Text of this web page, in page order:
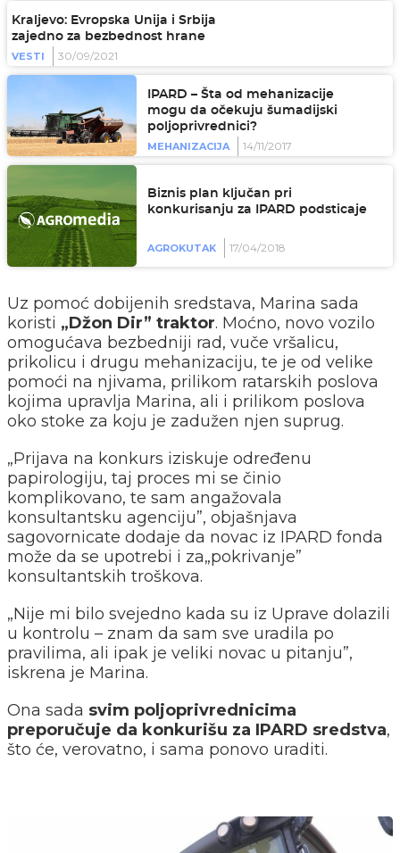
Kraljevo: Evropska Unija i Srbija
zajedno za bezbednost hrane
VESTI
30/09/2021
IPARD – Šta od mehanizacije
mogu da očekuju šumadijski
poljoprivrednici?
MEHANIZACIJA
14/11/2017
Biznis plan ključan pri
konkurisanju za IPARD podsticaje
AGROKUTAK 17/04/2018
Uz pomoć dobijenih sredstava, Marina sada
koristi „Džon Dir” traktor. Moćno, novo vozilo
omogućava bezbedniji rad, vuče vršalicu,
prikolicu i drugu mehanizaciju, te je od velike
pomoći na njivama, prilikom ratarskih poslova
kojima upravlja Marina, ali i prilikom poslova
oko stoke za koju je zadužen njen suprug.
„Prijava na konkurs iziskuje određenu
papirologiju, taj proces mi se činio
komplikovano, te sam angažovala
konsultantsku agenciju”, objašnjava
sagovornicate dodaje da novac iz IPARD fonda
može da se upotrebi i za„pokrivanje”
konsultantskih troškova.
„Nije mi bilo svejedno kada su iz Uprave dolazili
u kontrolu – znam da sam sve uradila po
pravilima, ali ipak je veliki novac u pitanju”,
iskrena je Marina.
Ona sada svim poljoprivrednicima
preporučuje da konkurišu za IPARD sredstva,
što će, verovatno, i sama ponovo uraditi.